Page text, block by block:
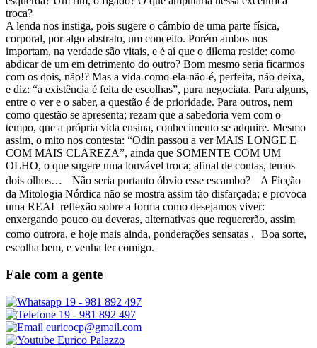
troca?
A lenda nos instiga, pois sugere o câmbio de uma parte física,
corporal, por algo abstrato, um conceito. Porém ambos nos
importam, na verdade são vitais, e é aí que o dilema reside: como
abdicar de um em detrimento do outro? Bom mesmo seria ficarmos
com os dois, não!? Mas a vida-como-ela-não-é, perfeita, não deixa,
e diz: “a existência é feita de escolhas”, pura negociata. Para alguns,
entre o ver e o saber, a questão é de prioridade. Para outros, nem
como questão se apresenta; rezam que a sabedoria vem com o
tempo, que a própria vida ensina, conhecimento se adquire. Mesmo
assim, o mito nos contesta: “Odin passou a ver MAIS LONGE E
COM MAIS CLAREZA”, ainda que SOMENTE COM UM
OLHO, o que sugere uma louvável troca; afinal de contas, temos
dois olhos… Não seria portanto óbvio esse escambo? A Ficção
da Mitologia Nórdica não se mostra assim tão disfarçada; e provoca
uma REAL reflexão sobre a forma como desejamos viver:
enxergando pouco ou deveras, alternativas que requererão, assim
como outrora, e hoje mais ainda, ponderações sensatas . Boa sorte,
escolha bem, e venha ler comigo.
Fale com a gente
19 - 981 892 497
19 - 981 892 497
euricocp@gmail.com
Eurico Palazzo